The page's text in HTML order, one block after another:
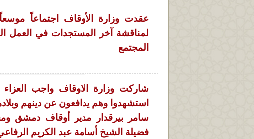
عقدت وزارة الأوقاف اجتماعاً
لمناقشة آخر المستجدات في العمل
المجتمع
شاركت وزارة الاوقاف واجب
استشهدوا وهم يدافعون عن دينهم
سامر بيرقدار مدير أوقاف دمشق
فضيلة الشيخ أسامة عبد الكريم